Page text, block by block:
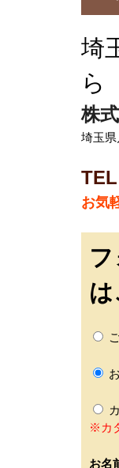
埼
ら
株
埼玉
お気
※カ
お名